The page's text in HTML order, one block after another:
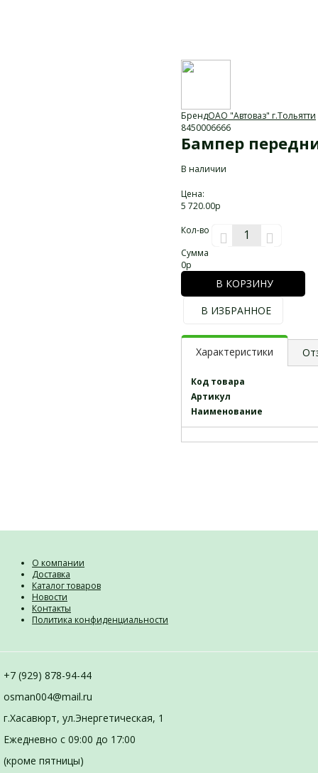
БрендОАО "Автоваз" г.Тольятти
8450006666
Бампер
В наличии
Цена:
5 720.00р
Кол-во
Сумма
0р
В КОРЗИНУ
В ИЗБРАННОЕ
Характеристики
Код товара
Артикул
Наименование
О компании
Доставка
Каталог товаров
Новости
Контакты
Политика конфиденциальности
+7 (929) 878-94-44
osman004@mail.ru
г.Хасавюрт, ул.Энергетическая, 1
Ежедневно с 09:00 до 17:00
(кроме пятницы)